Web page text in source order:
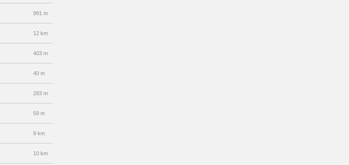
991 m
12 km
403 m
40 m
283 m
59 m
9 km
10 km